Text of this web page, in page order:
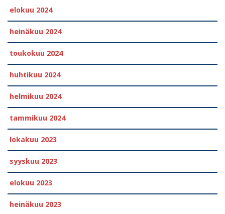
elokuu 2024
heinäkuu 2024
toukokuu 2024
huhtikuu 2024
helmikuu 2024
tammikuu 2024
lokakuu 2023
syyskuu 2023
elokuu 2023
heinäkuu 2023